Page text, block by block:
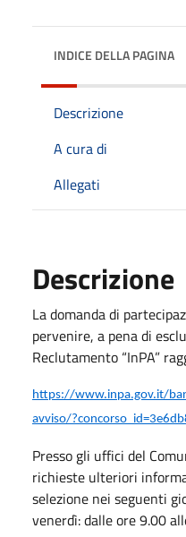
INDICE DELLA PAGINA
Descrizione
A cura di
Allegati
Descrizione
La domanda di
pervenire, a pena di
Reclutamento “InPA”
https://www.inpa.gov.it/
avviso/
Presso gli uffici del
richieste ulteriori
selezione nei seguenti
venerdì: dalle ore 9.00